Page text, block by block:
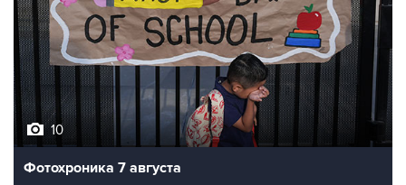
10
Фотохроника 7 августа